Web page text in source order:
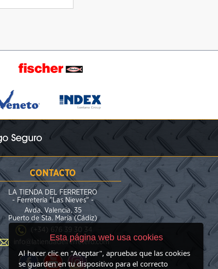
CONTACTO
LA TIENDA DEL FERRETERO
- Ferretería "Las Nieves" -
Avda. Valencia, 35
Puerto de Sta. María (Cádiz)
(+34) 676 39 30 34
info@latiendadelferretero.com
Esta página web usa cookies
Al hacer clic en "Aceptar", apruebas que las cookies
se guarden en tu dispositivo para el correcto